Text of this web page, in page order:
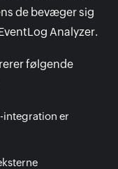
de bevæger sig
Analyzer.
følgende
integration er